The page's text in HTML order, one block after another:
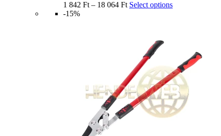
1 842 Ft – 18 064 Ft Select options
-15%